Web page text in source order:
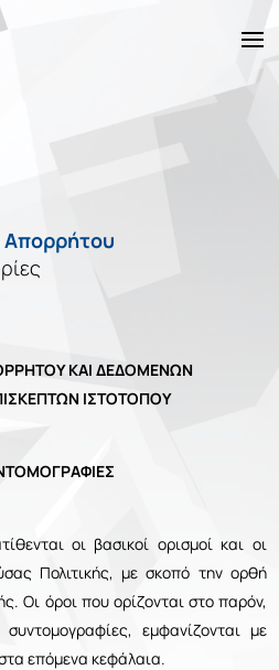
Απορρήτου
ΚΑΙ ΔΕΔΟΜΕΝΩΝ
ΙΣΤΟΤΟΠΟΥ
οι βασικοί ορισμοί και οι
Πολιτικής, με σκοπό την ορθή
Οι όροι που ορίζονται στο παρόν,
εμφανίζονται με
επόμενα κεφάλαια.